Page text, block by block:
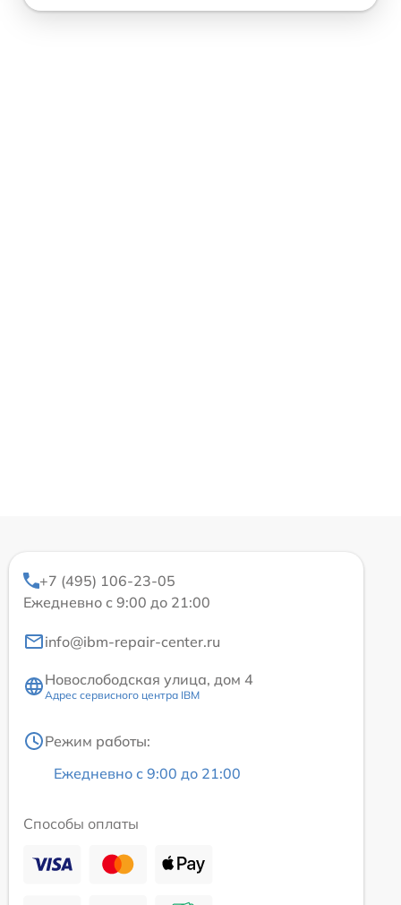
+7 (495) 106-23-05
Ежедневно с 9:00 до 21:00
info@ibm-repair-center.ru
Новослободская улица, дом 4
Адрес сервисного центра IBM
Режим работы:
Ежедневно с 9:00 до 21:00
Способы оплаты